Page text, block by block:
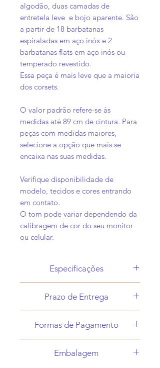
algodão, duas camadas de
entretela leve e bojo aparente. São
a partir de 18 barbatanas
espiraladas em aço inóx e 2
barbatanas flats em aço inós ou
temperado revestido.
Essa peça é mais leve que a maioria
dos corsets.
O valor padrão refere-se às
medidas até 89 cm de cintura. Para
peças com medidas maiores,
selecione a opção que mais se
encaixa nas suas medidas.
Verifique disponibilidade de
modelo, tecidos e cores entrando
em contato.
O tom pode variar dependendo da
calibragem de cor do seu monitor
ou celular.
Especificações
Prazo de Entrega
modelo e demanda do atelier.
O prazo exato será informado após
confirmação do pagamento.
O prazo informado na opção de
Formas de Pagamento
dados e informações para
Embalagem